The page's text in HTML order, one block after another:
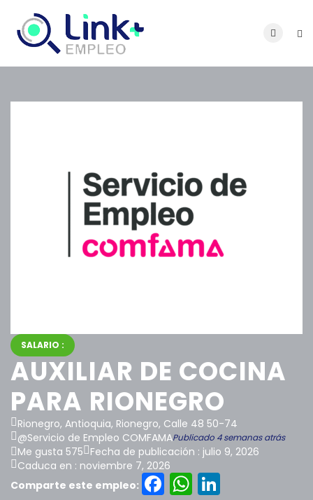
SALARIO :
AUXILIAR DE COCINA
PARA RIONEGRO
Rionegro, Antioquia, Rionegro, Calle 48 50-74
@Servicio de Empleo COMFAMAPublicado 4 semanas atrás
Me gusta 575 Fecha de publicación : julio 9, 2026
Caduca en : noviembre 7, 2026
Comparte este empleo:
Facebook